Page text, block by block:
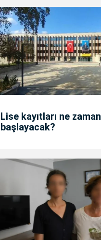
Lise kayıtları ne zaman
başlayacak?